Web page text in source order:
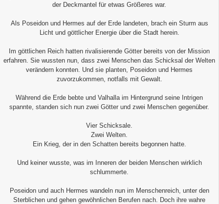
der Deckmantel für etwas Größeres war.
Als Poseidon und Hermes auf der Erde landeten, brach ein Sturm aus
Licht und göttlicher Energie über die Stadt herein.
Im göttlichen Reich hatten rivalisierende Götter bereits von der Mission
erfahren. Sie wussten nun, dass zwei Menschen das Schicksal der Welten
verändern konnten. Und sie planten, Poseidon und Hermes
zuvorzukommen, notfalls mit Gewalt.
Während die Erde bebte und Valhalla im Hintergrund seine Intrigen
spannte, standen sich nun zwei Götter und zwei Menschen gegenüber.
Vier Schicksale.
Zwei Welten.
Ein Krieg, der in den Schatten bereits begonnen hatte.
Und keiner wusste, was im Inneren der beiden Menschen wirklich
schlummerte.
Poseidon und auch Hermes wandeln nun im Menschenreich, unter den
Sterblichen und gehen gewöhnlichen Berufen nach. Doch ihre wahre